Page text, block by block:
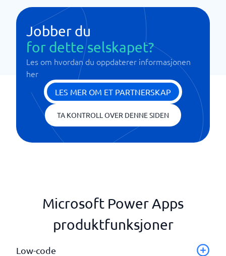
Jobber du
for dette selskapet?
Les om hvordan du oppdaterer informasjonen
her
LES MER OM ET PARTNERSKAP
TA KONTROLL OVER DENNE SIDEN
Microsoft Power Apps
produktfunksjoner
Low-code